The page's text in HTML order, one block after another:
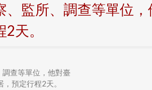
監所、調查等單位
天。
查等單位，他對臺
預定行程2天。